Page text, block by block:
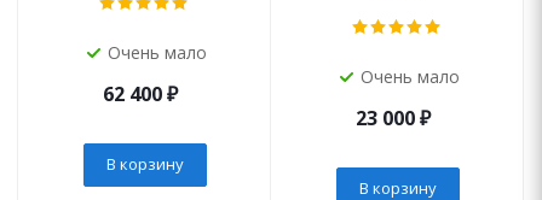
Очень мало
62 400₽
В корзину
Очень мало
23 000₽
В корзину